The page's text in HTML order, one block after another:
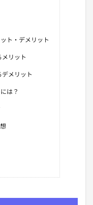
ト・デメリット
メリット
デメリット
は？